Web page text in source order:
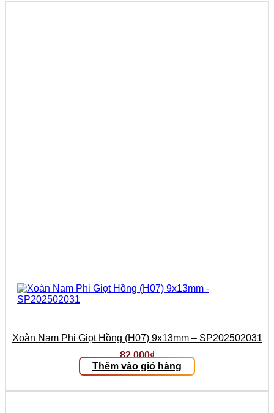
Xoàn Nam Phi Giọt Hồng (H07) 9x13mm – SP202502031
82.000₫
Thêm vào giỏ hàng